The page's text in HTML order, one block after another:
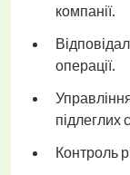
компанії.
операції.
підлеглих
Контроль